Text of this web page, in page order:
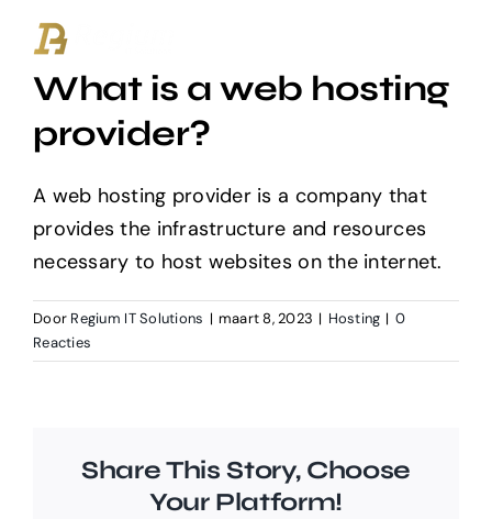
naar
inhoudWhat is a web hosting
provider?
A web hosting provider is a company that
provides the infrastructure and resources
necessary to host websites on the internet.
Door Regium IT Solutions | maart 8, 2023 | Hosting | 0
Reacties
Share This Story, Choose
Your Platform!